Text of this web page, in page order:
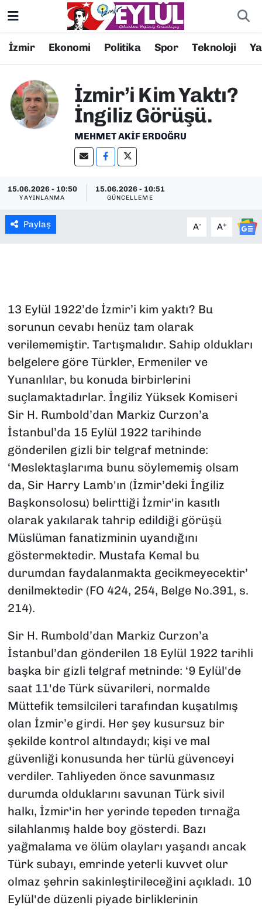
İzmir Ekonomi Politika Spor Teknoloji
İzmir’i Kim Yaktı?
İngiliz Görüşü.
MEHMET AKIF ERDOĞRU
15.06.2026 - 10:50
YAYINLANMA
15.06.2026 - 10:51
GÜNCELLEME
Paylaş A- A+
13 Eylül 1922’de İzmir’i kim yaktı? Bu
sorunun cevabı henüz tam olarak
verilememiştir. Tartışmalıdır. Sahip oldukları
belgelere göre Türkler, Ermeniler ve
Yunanlılar, bu konuda birbirlerini
suçlamaktadırlar. İngiliz Yüksek Komiseri
Sir H. Rumbold’dan Markiz Curzon’a
İstanbul’da 15 Eylül 1922 tarihinde
gönderilen gizli bir telgraf metninde:
‘Meslektaşlarıma bunu söylememiş olsam
da, Sir Harry Lamb'ın (İzmir’deki İngiliz
Başkonsolosu) belirttiği İzmir'in kasıtlı
olarak yakılarak tahrip edildiği görüşü
Müslüman fanatizminin uyandığını
göstermektedir. Mustafa Kemal bu
durumdan faydalanmakta gecikmeyecektir’
denilmektedir (FO 424, 254, Belge No.391, s.
214).
Sir H. Rumbold’dan Markiz Curzon’a
İstanbul’dan gönderilen 18 Eylül 1922 tarihli
başka bir gizli telgraf metninde: ‘9 Eylül'de
saat 11'de Türk süvarileri, normalde
Müttefik temsilcileri tarafından kuşatılmış
olan İzmir’e girdi. Her şey kusursuz bir
şekilde kontrol altındaydı; kişi ve mal
güvenliği konusunda her türlü güvenceyi
verdiler. Tahliyeden önce savunmasız
durumda olduklarını savunan Türk sivil
halkı, İzmir'in her yerinde tepeden tırnağa
silahlanmış halde boy gösterdi. Bazı
yağmalama ve ölüm olayları yaşandı ancak
Türk subayı, emrinde yeterli kuvvet olur
olmaz şehrin sakinleştirileceğini açıkladı. 10
Eylül'de düzenli piyade birliklerinin
Resmi İlanlar
DÜNYA
EKONOMİ
KÜLTÜR SANAT
MAGAZİN
SPOR
TEKNOLOJİ
YAŞAM
YEREL YÖNETİMLER
Konak Nöbetçi Eczaneler
Konak Trafik Yoğunluk Haritası
Süper Lig Puan Durumu ve Fikstür
Tüm Manşetler
Son Dakika Haberleri
Haber Arşivi